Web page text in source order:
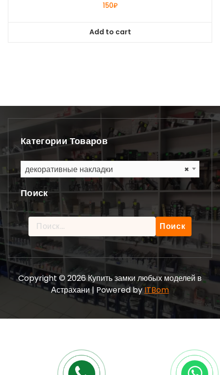
150₽
Add to cart
Категории Товаров
×
декоративные накладки
Поиск
Найти:
Copyright © 2026 Купить замки любых моделей в
Астрахани | Powered byITBom